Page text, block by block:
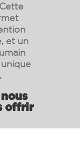
et un
offrir